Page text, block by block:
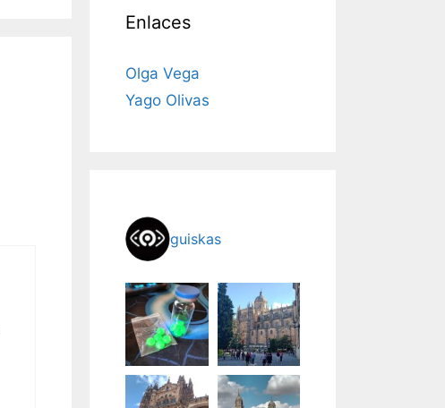
Enlaces
Olga Vega
Yago Olivas
guiskas